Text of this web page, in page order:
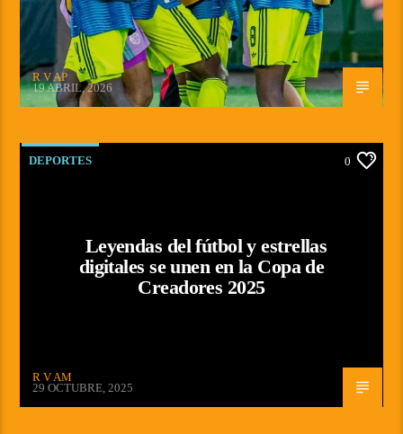
R V AP
19 ABRIL, 2026
DEPORTES 0
Leyendas del fútbol y estrellas
digitales se unen en la Copa de
Creadores 2025
R V AM
29 OCTUBRE, 2025